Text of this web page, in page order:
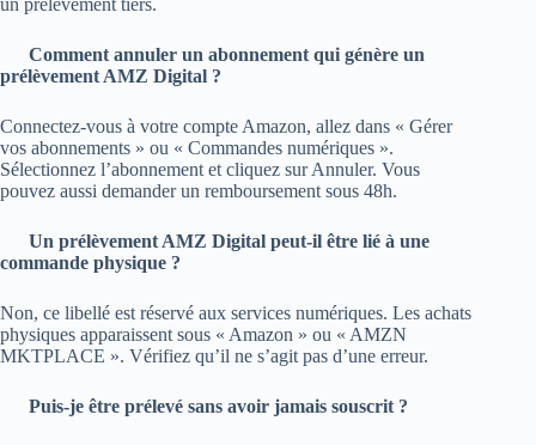
un prélèvement tiers.
Comment annuler un abonnement qui génère un
prélèvement AMZ Digital ?
Connectez‑vous à votre compte Amazon, allez dans « Gérer
vos abonnements » ou « Commandes numériques ».
Sélectionnez l’abonnement et cliquez sur Annuler. Vous
pouvez aussi demander un remboursement sous 48h.
Un prélèvement AMZ Digital peut‑il être lié à une
commande physique ?
Non, ce libellé est réservé aux services numériques. Les achats
physiques apparaissent sous « Amazon » ou « AMZN
MKTPLACE ». Vérifiez qu’il ne s’agit pas d’une erreur.
Puis‑je être prélevé sans avoir jamais souscrit ?